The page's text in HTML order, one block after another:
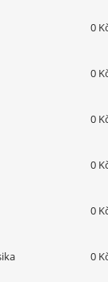
0
0
0
0
0
0